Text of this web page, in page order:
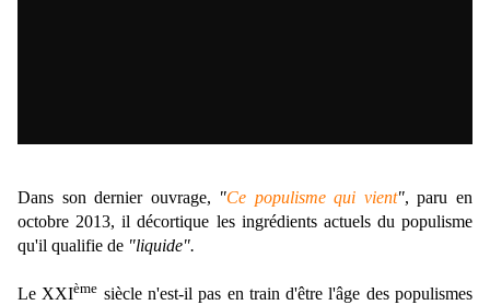
Dans son dernier ouvrage, "Ce populisme qui vient", paru en
octobre 2013, il décortique les ingrédients actuels du populisme
qu'il qualifie de "liquide".
Le XXIème siècle n'est-il pas en train d'être l'âge des populismes